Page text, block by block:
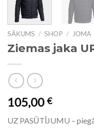
SĀKUMS / SHOP / JOMA
Ziemas jaka
105,00€
UZ PASŪTĪJUMU –